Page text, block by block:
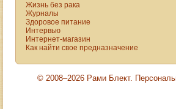
Жизнь без рака
Журналы
Здоровое питание
Интервью
Интернет-магазин
Как найти свое предназначение
© 2008–2026 Рами Блект.